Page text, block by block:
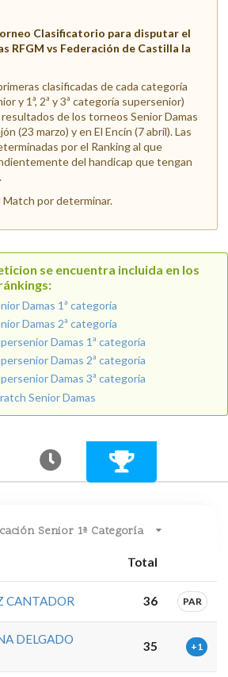
Clasificatorio para disputar el
RFGM vs Federación de Castilla la
clasificadas de cada categoría
y 1ª, 2ª y 3ª categoría supersenior)
de los torneos Senior Damas
(23 marzo) y en El Encín (7 abril). Las
por el Ranking al que
del handicap que tengan
Match por determinar.
se encuentra incluida en los
Damas 1ª categoría
Damas 2ª categoría
Damas 1ª categoría
Damas 2ª categoría
Damas 3ª categoría
Senior Damas
Senior 1ª Categoría
Total
CANTADOR 36 PAR
DELGADO
35 +1